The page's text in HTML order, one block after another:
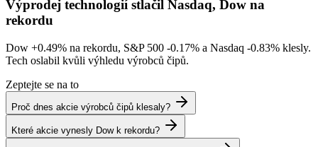
Výprodej technologií stlačil Nasdaq, Dow na
rekordu
Dow +0.49% na rekordu, S&P 500 -0.17% a Nasdaq -0.83% klesly.
Tech oslabil kvůli výhledu výrobců čipů.
Zeptejte se na to
Proč dnes akcie výrobců čipů klesaly?
Které akcie vynesly Dow k rekordu?